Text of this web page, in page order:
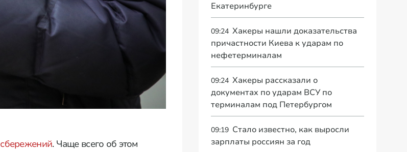
сбережений. Чаще всего об этом
Екатеринбурге
09:24 Хакеры нашли доказательства
причастности Киева к ударам по
нефетерминалам
09:24 Хакеры рассказали о
документах по ударам ВСУ по
терминалам под Петербургом
09:19 Стало известно, как выросли
зарплаты россиян за год